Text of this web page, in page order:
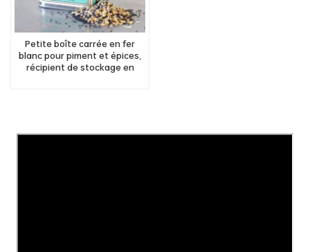
Petite boîte carrée en fer
blanc pour piment et épices,
récipient de stockage en